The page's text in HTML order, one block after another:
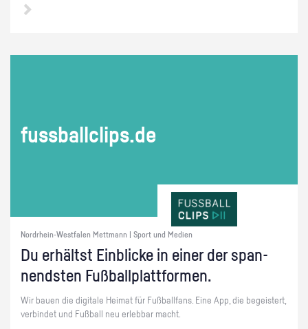
fuss­ball­clips.de
Nordrhein-Westfalen Mettmann | Sport und Medien
Du er­hältst Ein­bli­cke in einer der span­
nends­ten Fuß­ball­platt­for­men.
Wir bauen die di­gi­ta­le Hei­mat für Fuß­ball­fans. Eine App, die be­geis­tert,
ver­bin­det und Fuß­ball neu er­leb­bar macht.